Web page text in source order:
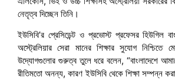
নেতৃত্ব দিচ্ছেন তিনি।
ইউসিবি’র প্রেসিডেন্ট ও প্রভোস্ট প্রফেসর হিউগিল
অস্ট্রেলিয়ার সেরা মানের শিক্ষার সুযোগ নিশ্চিতে
উদ্যোগগুলোর গুরুত্ব তুলে ধরে বলেন, “বাংলাদেশে
রীতিমতো অনন্য, কারণ ইউসিবি থেকে শিক্ষা সম্পন্ন করা